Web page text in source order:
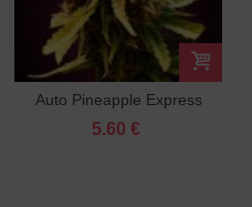
Auto Pineapple Express
Feminized
5.60 €